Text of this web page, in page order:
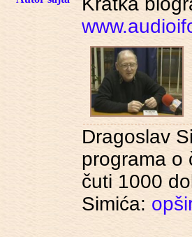
Dragoslav
programa o
čuti 1000
Simića: